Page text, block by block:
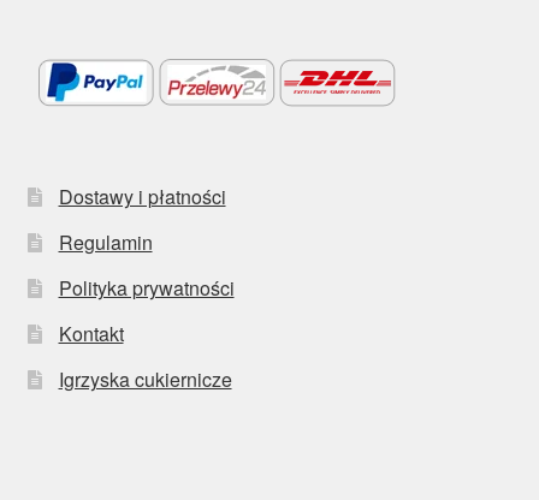
Dostawy i płatności
Regulamin
Polityka prywatności
Kontakt
Igrzyska cukiernicze